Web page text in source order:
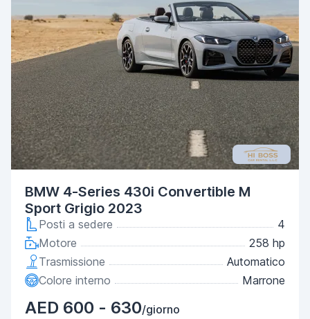
BMW 4-Series 430i Convertible M
Sport Grigio 2023
Posti a sedere
4
Motore
258 hp
Trasmissione
Automatico
Colore interno
Marrone
AED 600 - 630/giorno